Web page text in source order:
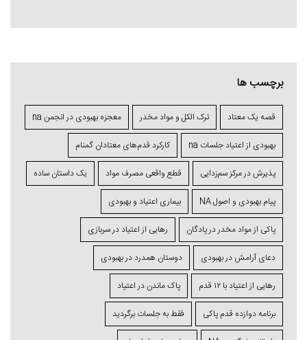
برچسب ها
قصه یک معتاد ترک الکل و مواد مخدر معجزه بهبودی در انجمن na
بهبودی از اعتیاد جلسات na کارکرد قدم‌های معتادان گمنام
پذیرش در مرکز سم‌زدایی قطع واقعی مصرف مواد یک داستان ساده
پیام بهبودی و اصول NA بیماری اعتیاد و بهبودی
پاکی از مواد مخدر در پادگان رهایی از اعتیاد در سربازی
دعای آرامش در بهبودی دوستان همدرد در بهبودی
رهایی از اعتیاد با ۱۲ قدم پاک ماندن در اعتیاد
برنامه دوازده قدم پاکی فقط به جلسات برگردید